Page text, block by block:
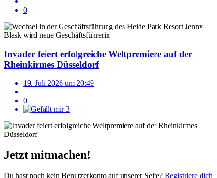
0
Invader feiert erfolgreiche Weltpremiere auf der
Rheinkirmes Düsseldorf
19. Juli 2026 um 20:49
0
3
Jetzt mitmachen!
Du hast noch kein Benutzerkonto auf unserer Seite? Registriere dich